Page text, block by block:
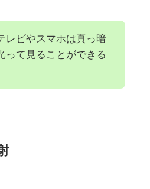
レビやスマホは真っ暗
って見ることができる